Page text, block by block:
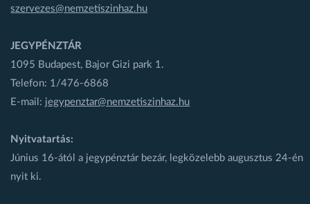
szervezes@nemzetiszinhaz.hu
JEGYPÉNZTÁR
1095 Budapest, Bajor Gizi park 1.
Telefon: 1/476-6868
E-mail: jegypenztar@nemzetiszinhaz.hu
Nyitvatartás:
Június 16-ától a jegypénztár bezár, legközelebb augusztus 24-én
nyit ki.